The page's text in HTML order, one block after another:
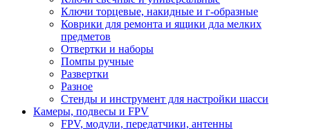
Ключи торцевые, накидные и г-образные
Коврики для ремонта и ящики дла мелких
предметов
Отвертки и наборы
Помпы ручные
Развертки
Разное
Стенды и инструмент для настройки шасси
Камеры, подвесы и FPV
FPV, модули, передатчики, антенны